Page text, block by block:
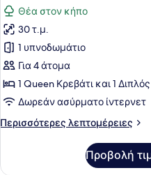
των
φωτογραφιών
για
Family
Στούντιο
Θέα στον κήπο
30 τ.μ.
1 υπνοδωμάτιο
Για 4 άτομα
1 Queen Κρεβάτι και 1
Δωρεάν ασύρματο ίντερνετ
Περισσότερες λεπτομέρειες
Περισσότερες
Στούντιο
Προβολή